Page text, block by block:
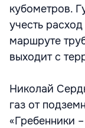
кубометров.
учесть
маршруте
выходит с
Николай
газ от
«Гребенники